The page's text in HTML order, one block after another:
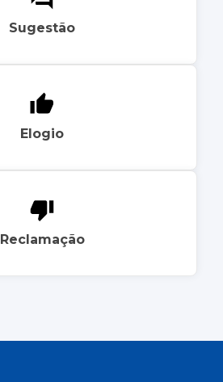
Sugestão
Elogio
Reclamação